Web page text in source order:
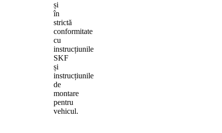
și
în
strictă
conformitate
cu
instrucțiunile
SKF
și
instrucțiunile
de
montare
pentru
vehicul.